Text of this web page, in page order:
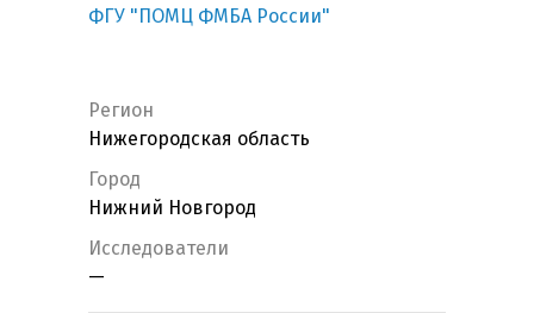
ФГУ "ПОМЦ ФМБА России"
Регион
Нижегородская область
Город
Нижний Новгород
Исследователи
—